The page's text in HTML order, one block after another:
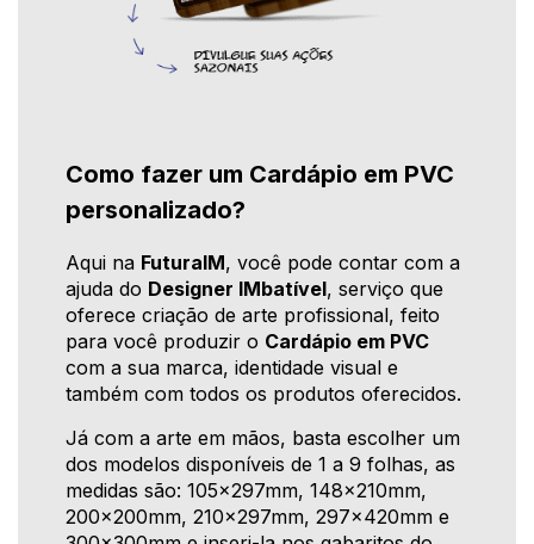
Como fazer um Cardápio em PVC
personalizado?
Aqui na FuturaIM, você pode contar com a
ajuda do Designer IMbatível, serviço que
oferece criação de arte profissional, feito
para você produzir o Cardápio em PVC
com a sua marca, identidade visual e
também com todos os produtos oferecidos.
Já com a arte em mãos, basta escolher um
dos modelos disponíveis de 1 a 9 folhas, as
medidas são: 105x297mm, 148x210mm,
200x200mm, 210x297mm, 297x420mm e